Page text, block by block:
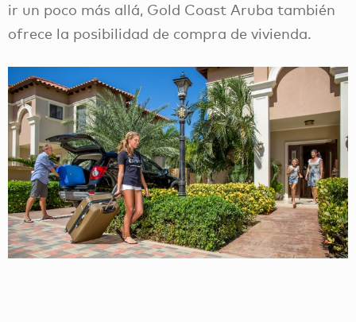
ir un poco más allá, Gold Coast Aruba también
ofrece la posibilidad de compra de vivienda.